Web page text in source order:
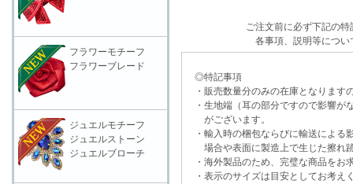
ご注文前に必ず下記の
各事項、説明等につい
◎特記事項
・販売数量分のみの在庫となります
・生地端（耳の部分ですので影響が
がございます。
・輸入時の梱包ならびに輸送による
場合や表面に製造上で生じた擦れ
・海外製品のため、完璧な商品をお
・表示のサイズは目安としてお考え
フラワーモチーフ
フラワーブレード
ジュエルモチーフ
ジュエルストーン
ジュエルブローチ